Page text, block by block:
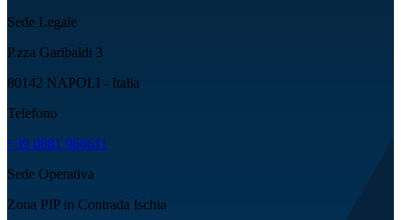
Sede Legale
P.zza Garibaldi 3
80142 NAPOLI - Italia
Telefono
+39 0881 966611
Sede Operativa
Zona PIP in Contrada Ischia